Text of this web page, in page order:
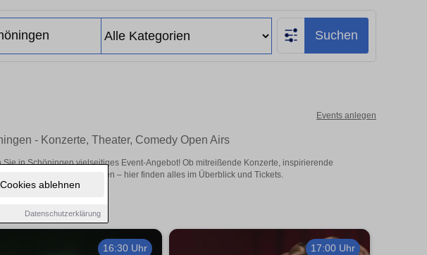
ablehnen
Datenschutzerklärung
Suchen
Events anlegen
- Konzerte, Theater, Comedy Open Airs
in Schöningen vielseitiges Event-Angebot! Ob mitreißende Konzerte, inspirierende
in Schöningen – hier finden alles im Überblick und Tickets.
16:30 Uhr 17:00 Uhr